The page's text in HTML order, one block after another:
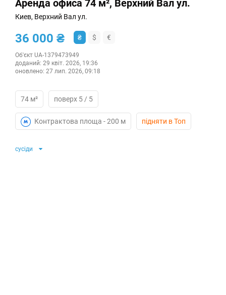
Аренда офиса 74 м², Верхний Вал ул.
Киев, Верхний Вал ул.
36 000 ₴ ₴ $ €
Об'єкт UA-1379473949
доданий: 29 квіт. 2026, 19:36
оновлено: 27 лип. 2026, 09:18
74 м² поверх 5 / 5
Контрактова площа -200 м підняти в Топ
сусіди